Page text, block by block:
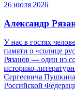
26 июля 2026
Александр
У нас в гостях
памяти о «солнце
Рязанов — один из
Сергеевича
Российской